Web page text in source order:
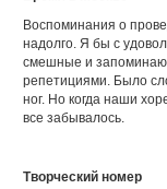
Воспоминания о
надолго. Я бы с
смешные и
репетициями. Было
ног. Но когда наши
все забывалось.
Творческий номер